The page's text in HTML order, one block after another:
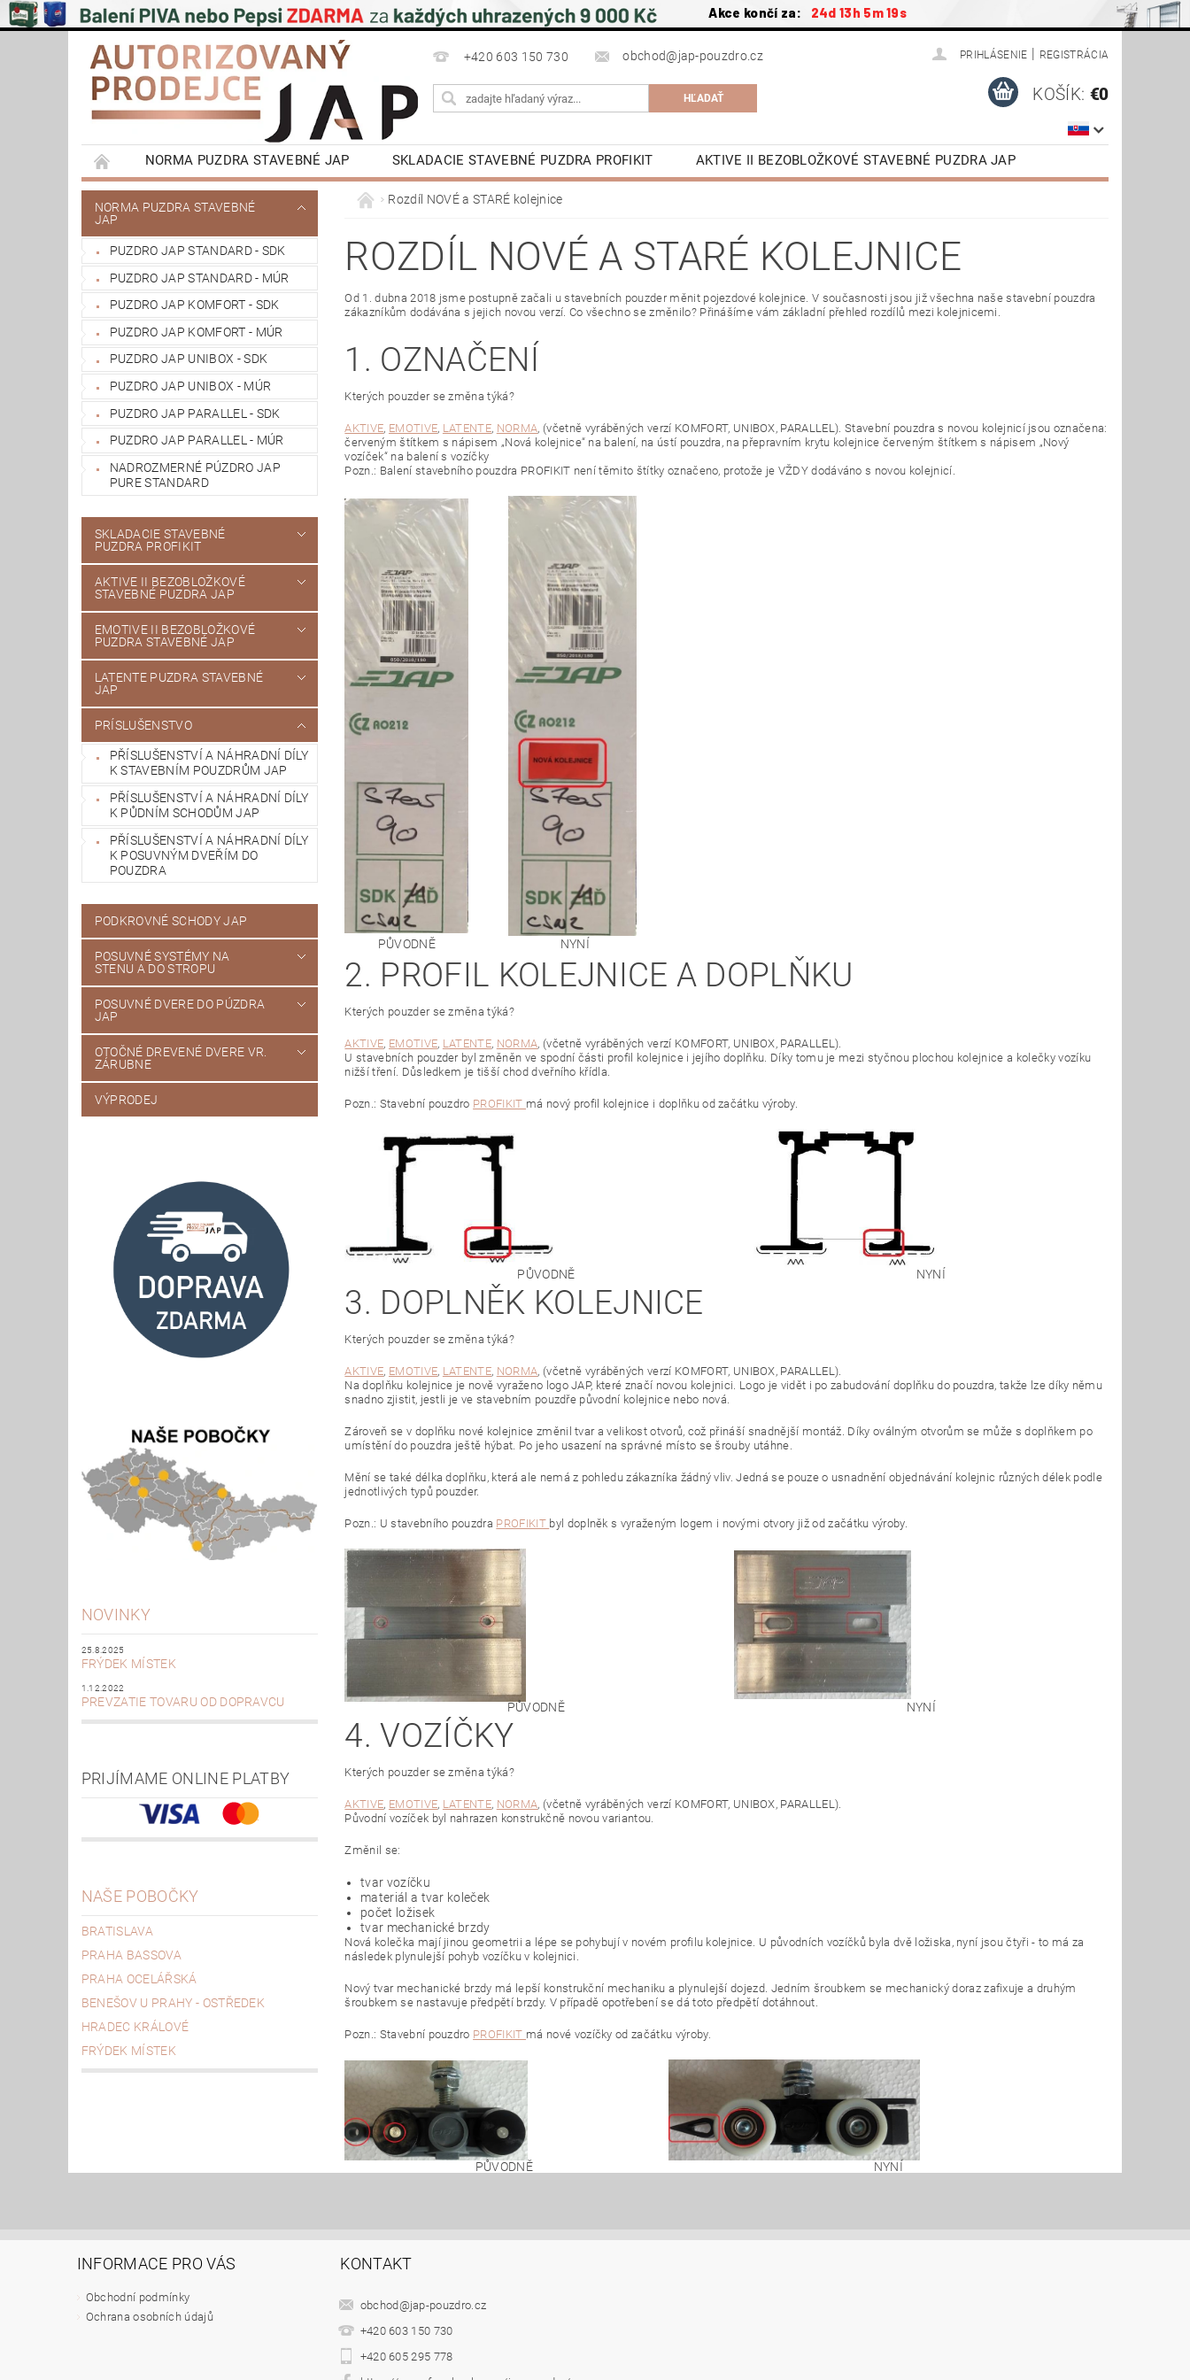
Akce končí za: 24d 13h 5m 18s
+420 603 150 730 obchod@jap-pouzdro.cz PRIHLÁSENIE REGISTRÁCIA
KOŠÍK: €0
NORMA PUZDRA STAVEBNÉ JAP SKLADACIE STAVEBNÉ PUZDRA PROFIKIT
AKTIVE II BEZOBLOŽKOVÉ STAVEBNÉ PUZDRA JAP
EMOTIVE II BEZOBLOŽKOVÉ PUZDRA STAVEBNÉ JAP
LATENTE PUZDRA STAVEBNÉ JAP
POSUVNÉ SYSTÉMY NA STENU A DO STROPU
VÝPRODEJ
OBCHODNÍ PODMÍNKY OCHRANA OSOBNÍCH ÚDAJŮ NAPÍŠTE NÁM NA STIAHNUTIE
VIDEONÁVODY
REFERENCIE ZÁKAZNÍKOV
NAŠE POBOČKY
NORMA PUZDRA STAVEBNÉ
JAP
PUZDRO JAP STANDARD - SDK
PUZDRO JAP STANDARD - MÚR
PUZDRO JAP KOMFORT - SDK
PUZDRO JAP KOMFORT - MÚR
PUZDRO JAP UNIBOX - SDK
PUZDRO JAP UNIBOX - MÚR
PUZDRO JAP PARALLEL - SDK
PUZDRO JAP PARALLEL - MÚR
NADROZMERNÉ PÚZDRO JAP
PURE STANDARD
SKLADACIE STAVEBNÉ
PUZDRA PROFIKIT
AKTIVE II BEZOBLOŽKOVÉ
STAVEBNÉ PUZDRA JAP
EMOTIVE II BEZOBLOŽKOVÉ
PUZDRA STAVEBNÉ JAP
LATENTE PUZDRA STAVEBNÉ
JAP
PRÍSLUŠENSTVO
PŘÍSLUŠENSTVÍ A NÁHRADNÍ DÍLY
K STAVEBNÍM POUZDRŮM JAP
PŘÍSLUŠENSTVÍ A NÁHRADNÍ DÍLY
K PŮDNÍM SCHODŮM JAP
PŘÍSLUŠENSTVÍ A NÁHRADNÍ DÍLY
K POSUVNÝM DVEŘÍM DO
POUZDRA
PODKROVNÉ SCHODY JAP
POSUVNÉ SYSTÉMY NA
STENU A DO STROPU
POSUVNÉ DVERE DO PÚZDRA
JAP
OTOČNÉ DREVENÉ DVERE VR.
ZÁRUBNE
VÝPRODEJ
NOVINKY
25.8.2025
FRÝDEK MÍSTEK
1.12.2022
PREVZATIE TOVARU OD DOPRAVCU
PRIJÍMAME ONLINE PLATBY
NAŠE POBOČKY
BRATISLAVA
PRAHA BASSOVA
PRAHA OCELÁŘSKÁ
BENEŠOV U PRAHY - OSTŘEDEK
HRADEC KRÁLOVÉ
FRÝDEK MÍSTEK
Rozdíl NOVÉ a STARÉ kolejnice
ROZDÍL NOVÉ A STARÉ KOLEJNICE
Od 1. dubna 2018 jsme postupně začali u stavebních pouzder měnit pojezdové kolejnice. V současnosti jsou již všechna naše stavební pouzdra
zákazníkům dodávána s jejich novou verzí. Co všechno se změnilo? Přinášíme vám základní přehled rozdílů mezi kolejnicemi.
1. OZNAČENÍ
Kterých pouzder se změna týká?
AKTIVE, EMOTIVE, LATENTE, NORMA, (včetně vyráběných verzí KOMFORT, UNIBOX, PARALLEL). Stavební pouzdra s novou kolejnicí jsou označena:
červeným štítkem s nápisem „Nová kolejnice“ na balení, na ústí pouzdra, na přepravním krytu kolejnice červeným štítkem s nápisem „Nový
vozíček“ na balení s vozíčky
Pozn.: Balení stavebního pouzdra PROFIKIT není těmito štítky označeno, protože je VŽDY dodáváno s novou kolejnicí.
PŮVODNĚ NYNÍ
2. PROFIL KOLEJNICE A DOPLŇKU
Kterých pouzder se změna týká?
AKTIVE, EMOTIVE, LATENTE, NORMA, (včetně vyráběných verzí KOMFORT, UNIBOX, PARALLEL).
U stavebních pouzder byl změněn ve spodní části profil kolejnice i jejího doplňku. Díky tomu je mezi styčnou plochou kolejnice a kolečky vozíku
nižší tření. Důsledkem je tišší chod dveřního křídla.
Pozn.: Stavební pouzdro PROFIKIT má nový profil kolejnice i doplňku od začátku výroby.
PŮVODNĚ NYNÍ
3. DOPLNĚK KOLEJNICE
Kterých pouzder se změna týká?
AKTIVE, EMOTIVE, LATENTE, NORMA, (včetně vyráběných verzí KOMFORT, UNIBOX, PARALLEL).
Na doplňku kolejnice je nově vyraženo logo JAP, které značí novou kolejnici. Logo je vidět i po zabudování doplňku do pouzdra, takže lze díky němu
snadno zjistit, jestli je ve stavebním pouzdře původní kolejnice nebo nová.
Zároveň se v doplňku nové kolejnice změnil tvar a velikost otvorů, což přináší snadnější montáž. Díky oválným otvorům se může s doplňkem po
umístění do pouzdra ještě hýbat. Po jeho usazení na správné místo se šrouby utáhne.
Mění se také délka doplňku, která ale nemá z pohledu zákazníka žádný vliv. Jedná se pouze o usnadnění objednávání kolejnic různých délek podle
jednotlivých typů pouzder.
Pozn.: U stavebního pouzdra PROFIKIT byl doplněk s vyraženým logem i novými otvory již od začátku výroby.
PŮVODNĚ NYNÍ
4. VOZÍČKY
Kterých pouzder se změna týká?
AKTIVE, EMOTIVE, LATENTE, NORMA, (včetně vyráběných verzí KOMFORT, UNIBOX, PARALLEL).
Původní vozíček byl nahrazen konstrukčně novou variantou.
Změnil se:
tvar vozíčku
materiál a tvar koleček
počet ložisek
tvar mechanické brzdy
Nová kolečka mají jinou geometrii a lépe se pohybují v novém profilu kolejnice. U původních vozíčků byla dvě ložiska, nyní jsou čtyři - to má za
následek plynulejší pohyb vozíčku v kolejnici.
Nový tvar mechanické brzdy má lepší konstrukční mechaniku a plynulejší dojezd. Jedním šroubkem se mechanický doraz zafixuje a druhým
šroubkem se nastavuje předpětí brzdy. V případě opotřebení se dá toto předpětí dotáhnout.
Pozn.: Stavební pouzdro PROFIKIT má nové vozíčky od začátku výroby.
PŮVODNĚ NYNÍ
INFORMACE PRO VÁS
Obchodní podmínky
Ochrana osobních údajů
KONTAKT
obchod@jap-pouzdro.cz
+420 603 150 730
+420 605 295 778